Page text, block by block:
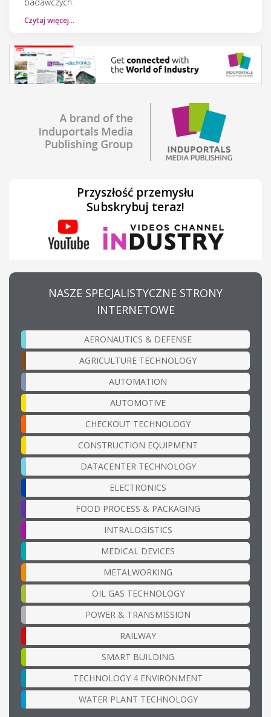
Czytaj więcej…
Przyszłość przemysłu
Subskrybuj teraz!
NASZE SPECJALISTYCZNE STRONY
INTERNETOWE
AERONAUTICS & DEFENSE
AGRICULTURE TECHNOLOGY
AUTOMATION
AUTOMOTIVE
CHECKOUT TECHNOLOGY
CONSTRUCTION EQUIPMENT
DATACENTER TECHNOLOGY
ELECTRONICS
FOOD PROCESS & PACKAGING
INTRALOGISTICS
MEDICAL DEVICES
METALWORKING
OIL GAS TECHNOLOGY
POWER & TRANSMISSION
RAILWAY
SMART BUILDING
TECHNOLOGY 4 ENVIRONMENT
WATER PLANT TECHNOLOGY